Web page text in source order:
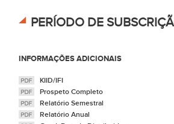
PERÍODO DE
INFORMAÇÕES ADICIONAIS
KIID/IFI
Prospeto Completo
Relatório Semestral
Relatório Anual